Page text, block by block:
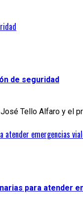
de seguridad
Tello Alfaro y el
atender emergencias
para atender